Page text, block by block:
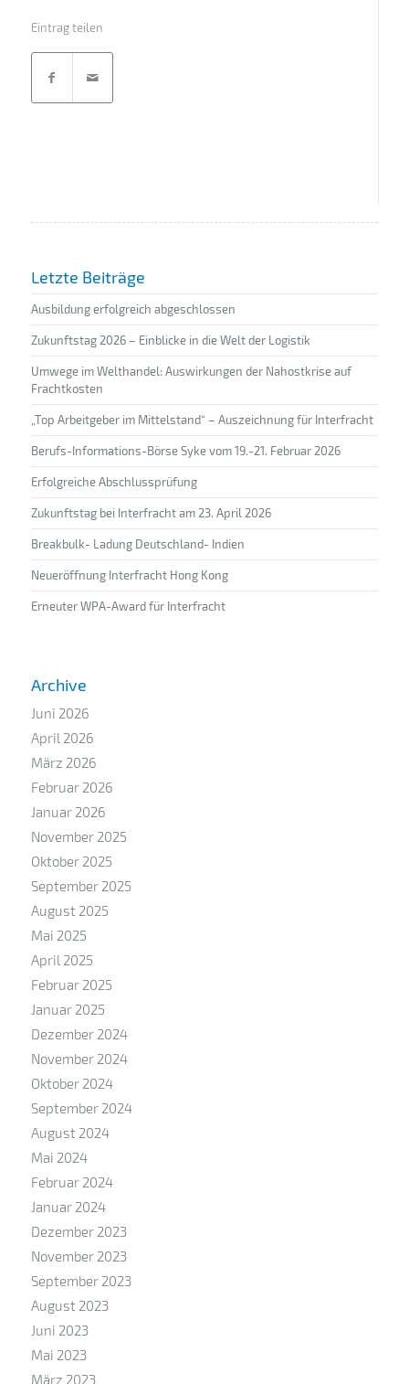
Eintrag teilen
Letzte Beiträge
Ausbildung erfolgreich abgeschlossen
Zukunftstag 2026 – Einblicke in die Welt der Logistik
Umwege im Welthandel: Auswirkungen der Nahostkrise auf
Frachtkosten
„Top Arbeitgeber im Mittelstand“ – Auszeichnung für Interfracht
Berufs-Informations-Börse Syke vom 19.-21. Februar 2026
Erfolgreiche Abschlussprüfung
Zukunftstag bei Interfracht am 23. April 2026
Breakbulk- Ladung Deutschland- Indien
Neueröffnung Interfracht Hong Kong
Erneuter WPA-Award für Interfracht
Archive
Juni 2026
April 2026
März 2026
Februar 2026
Januar 2026
November 2025
Oktober 2025
September 2025
August 2025
Mai 2025
April 2025
Februar 2025
Januar 2025
Dezember 2024
November 2024
Oktober 2024
September 2024
August 2024
Mai 2024
Februar 2024
Januar 2024
Dezember 2023
November 2023
September 2023
August 2023
Juni 2023
Mai 2023
März 2023